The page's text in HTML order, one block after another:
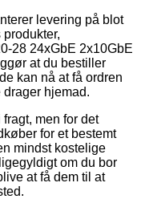
levering på blot
28 24xGbE 2x10GbE
at du bestiller
kan nå at få ordren
hjemad.
men for det
for et bestemt
mindst kostelige
om du bor
at få dem til at